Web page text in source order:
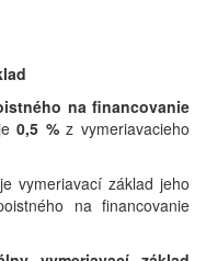
na financovanie
0,5 %z vymeriavacieho
vymeriavací základ jeho
na financovanie